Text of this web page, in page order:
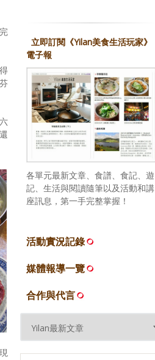
立即訂閱《Yilan美食生活玩家》
電子報
各單元最新文章、食譜、食記、遊
記、生活與閱讀隨筆以及活動和講
座訊息，第一手完整掌握！
活動實況記錄
媒體報導一覽
合作與代言